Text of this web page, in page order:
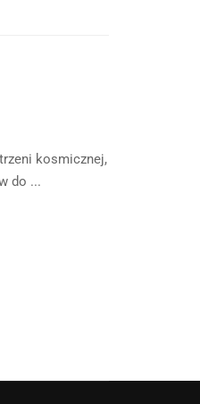
kosmicznej,
do ...